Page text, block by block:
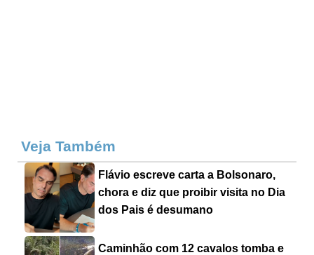
Veja Também
Flávio escreve carta a Bolsonaro,
chora e diz que proibir visita no Dia
dos Pais é desumano
Caminhão com 12 cavalos tomba e